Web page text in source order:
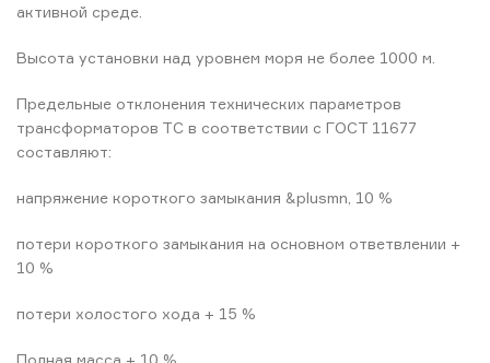
активной среде.
Высота установки над уровнем моря не более 1000 м.
Предельные отклонения технических параметров
трансформаторов ТС в соответствии с ГОСТ 11677
составляют:
напряжение короткого замыкания &plusmn, 10 %
потери короткого замыкания на основном ответвлении +
10 %
потери холостого хода + 15 %
Полная масса + 10 %